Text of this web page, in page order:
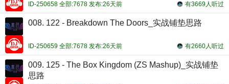
有3669人听过
ID-250658 全部:7678 发布:26天前
008. 122 - Breakdown The Doors_实战铺垫思路
有2660人听过
ID-250659 全部:7678 发布:26天前
009. 125 - The Box Kingdom (ZS Mashup)_实战铺垫
思路